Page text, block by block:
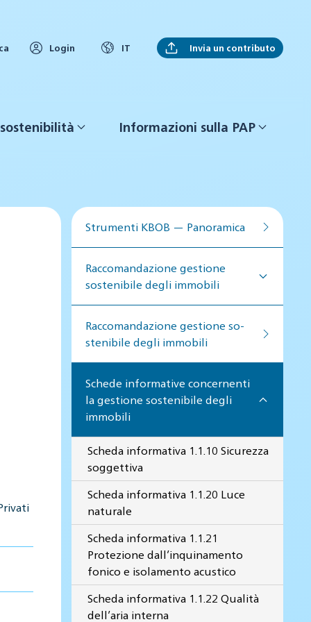
Login IT Invia un contributo
Informazioni sulla PAP
Strumenti KBOB — Panoramica
Raccomandazione gestione
sostenibile degli immobili
Raccomandazione gestione so­
ste­ni­bi­le de­gli im­mo­bi­li
Schede informative concernenti
la gestione sostenibile degli
immobili
Scheda informativa 1.1.10 Sicurezza
soggettiva
Scheda informativa 1.1.20 Luce
naturale
Scheda informativa 1.1.21
Protezione dall’inquinamento
fonico e isolamento acustico
Scheda informativa 1.1.22 Qualità
dell’aria interna